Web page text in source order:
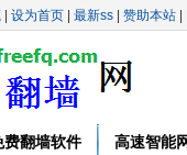
设为首页 最新ss 赞助本站
费翻墙软件 高速智能